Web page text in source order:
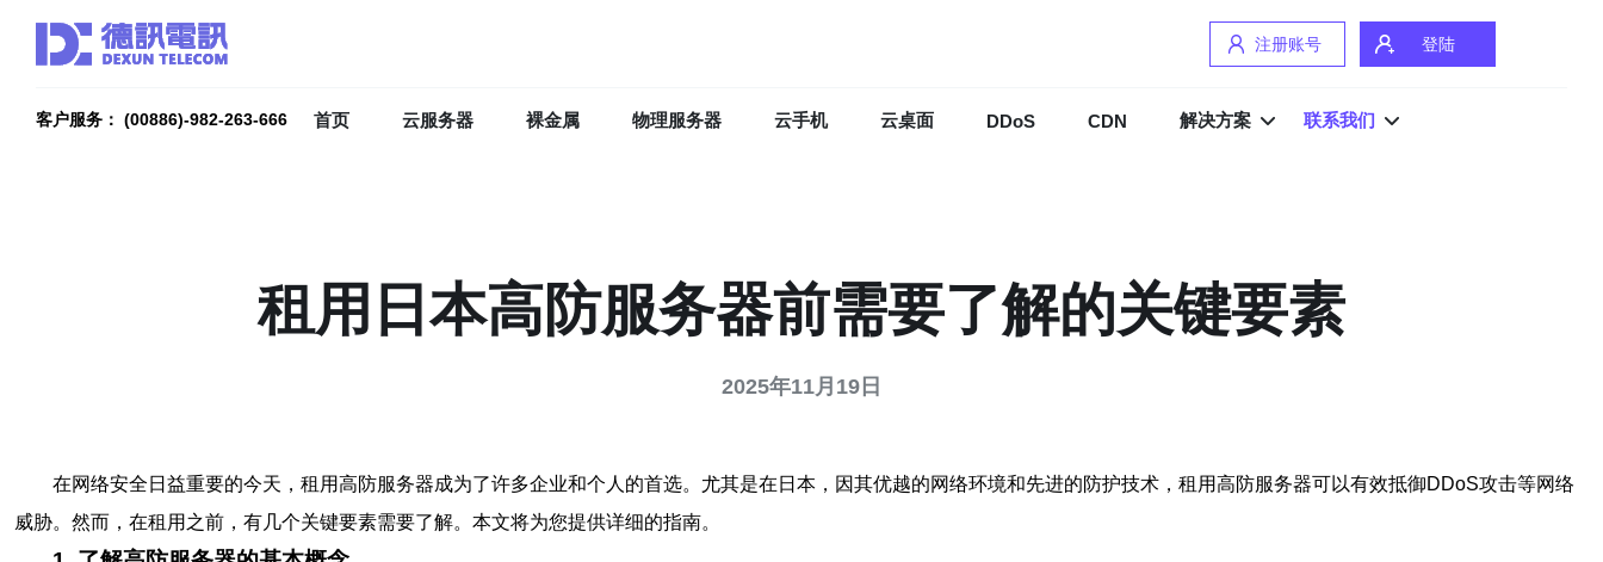
注册账号 登陆
客户服务： (00886)-982-263-666 首页 云服务器 裸金属 物理服务器 云手机 云桌面 DDoS CDN 解决方案 联系我们
租用日本高防服务器前需要了解的关键要素
2025年11月19日
在网络安全日益重要的今天，租用高防服务器成为了许多企业和个人的首选。尤其是在日本，因其优越的网络环境和先进的防护技术，租用高防服务器可以有效抵御DDoS攻击等网络
威胁。然而，在租用之前，有几个关键要素需要了解。本文将为您提供详细的指南。